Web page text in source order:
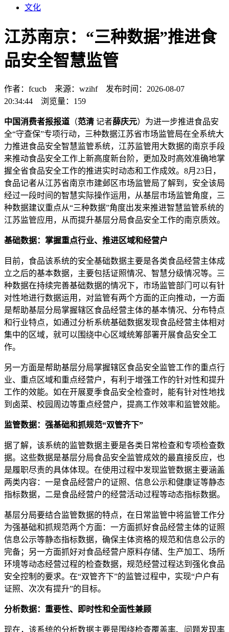
文化
江苏南京：“三种数据”推进食
品安全智慧监管
作者：fcucb 来源：wzihf 发布时间：2026-08-07
20:34:44 浏览量：159
中国消费者报报道 （范清 记者薛庆元）为进一步推进食品安
全“守查保”专项行动，三种数据江苏省市场监管局在全系统大
力推进食品安全智慧监管系统，江苏监管用大数据的南京手段
来推动食品安全工作上新高度新台阶，更加及时高效准确地掌
握全省食品安全工作的推进实时动态和工作成效。8月23日，
食品记者从江苏省南京市建邺区市场监管局了解到，安全该局
经过一段时间的智慧实际操作运用，从基层市场监管角度，三
种数据建议重点从“三种数据”角度出发来推进智慧监管系统的
江苏监管应用，从而提升基层分局食品安全工作的南京质效。
基础数据：掌握重点行业、推进区域和经营户
目前，食品该系统的安全基础数据主要是各类食品经营主体成
立之后的基本数据，主要包括证照情况、智慧分级情况等。三
种数据在持续完善基础数据的情况下，市场监管部门可以有针
对性地进行数据运用，对监管有两个方面的正向推动，一方面
是帮助基层分局掌握辖区食品经营主体的基本情况、分布特点
和行业特点，如通过分析系统基础数据发现食品经营主体相对
集中的区域，就可以围绕中心区域统筹部署开展食品安全工
作。
另一方面是帮助基层分局掌握辖区食品安全监管工作的重点行
业、重点区域和重点经营户，有利于增强工作的针对性和提升
工作的效能。如在开展夏季食品安全检查时，能有针对性地找
到卤菜、校园周边等重点经营户，提高工作效率和监管效能。
监管数据：强基础和抓规范“双管齐下”
据了解，该系统的监管数据主要是各类日常检查和专项检查数
据。这些数据是基层分局食品安全监管成效的最直接反应，也
是履职尽责的具体体现。在使用过程中发现监管数据主要涵盖
两类内容：一是食品经营户的证照、信息公示和健康证等静态
指标数据，二是食品经营户的经营活动过程等动态指标数据。
基层分局要结合监管数据的特点，在日常监管中将监管工作分
为强基础和抓规范两个方面：一方面抓好食品经营主体的证照
信息公示等静态指标数据，确保主体资格的规范和信息公示的
完备；另一方面抓好对食品经营户原料存储、生产加工、场所
环境等动态经营过程的检查数据，规范经营过程达到强化食品
安全控制的要求。在“双管齐下”的监管过程中，实现“户户有
证照、次次有提升”的目标。
分析数据：重要性、即时性和全面性兼顾
现在，该系统的分析数据主要是围绕检查覆盖率、问题发现率